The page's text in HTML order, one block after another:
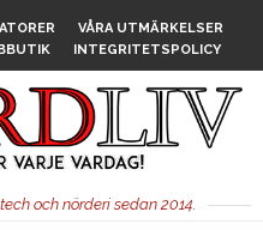
VÅRA UTMÄRKELSER
INTEGRITETSPOLICY
och nörderi sedan 2014.